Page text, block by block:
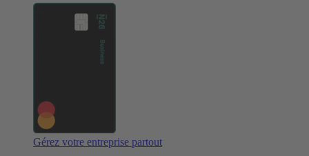
Gérez votre entreprise partout